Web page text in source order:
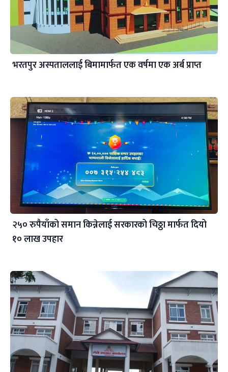
भरतपुर अस्पताललाई बिमामार्फत एक वर्षमा एक अर्ब प्राप्त
२५० रुपैयाँको समान किन्नेलाई सरकारको चिठ्ठा मार्फत दियो
१० लाख उपहार